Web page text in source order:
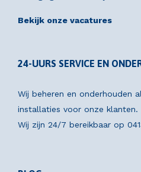
Bekijk onze vacatures
24-UURS SERVICE EN
Wij beheren en onderhouden
installaties voor onze klanten.
Wij zijn 24/7 bereikbaar op